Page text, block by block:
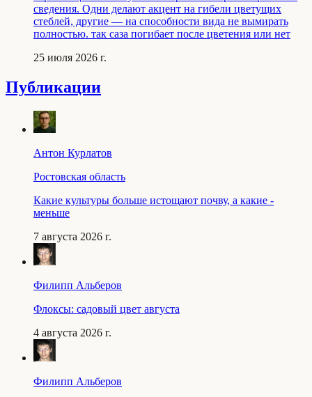
сведения. Одни делают акцент на гибели цветущих
стеблей, другие — на способности вида не вымирать
полностью. так саза погибает после цветения или нет
25 июля 2026 г.
Публикации
Антон Курлатов
Ростовская область
Какие культуры больше истощают почву, а какие -
меньше
7 августа 2026 г.
Филипп Альберов
Флоксы: садовый цвет августа
4 августа 2026 г.
Филипп Альберов